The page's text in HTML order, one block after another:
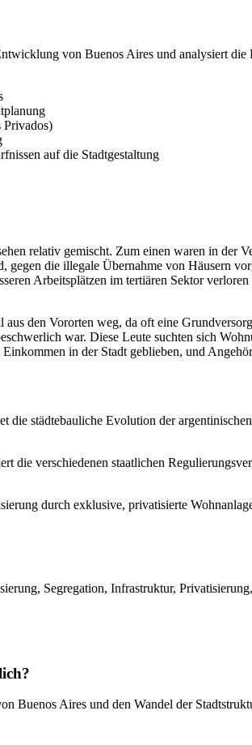
von Buenos Aires und analysiert
Privados)
auf die Stadtgestaltung
relativ gemischt. Zum einen waren in
gegen die illegale Übernahme von Häusern
Arbeitsplätzen im tertiären Sektor
den Vororten weg, da oft eine
war. Diese Leute suchten sich
in der Stadt geblieben, und
die städtebauliche Evolution der
die verschiedenen staatlichen
durch exklusive, privatisierte
Segregation, Infrastruktur,
Buenos Aires und den Wandel der